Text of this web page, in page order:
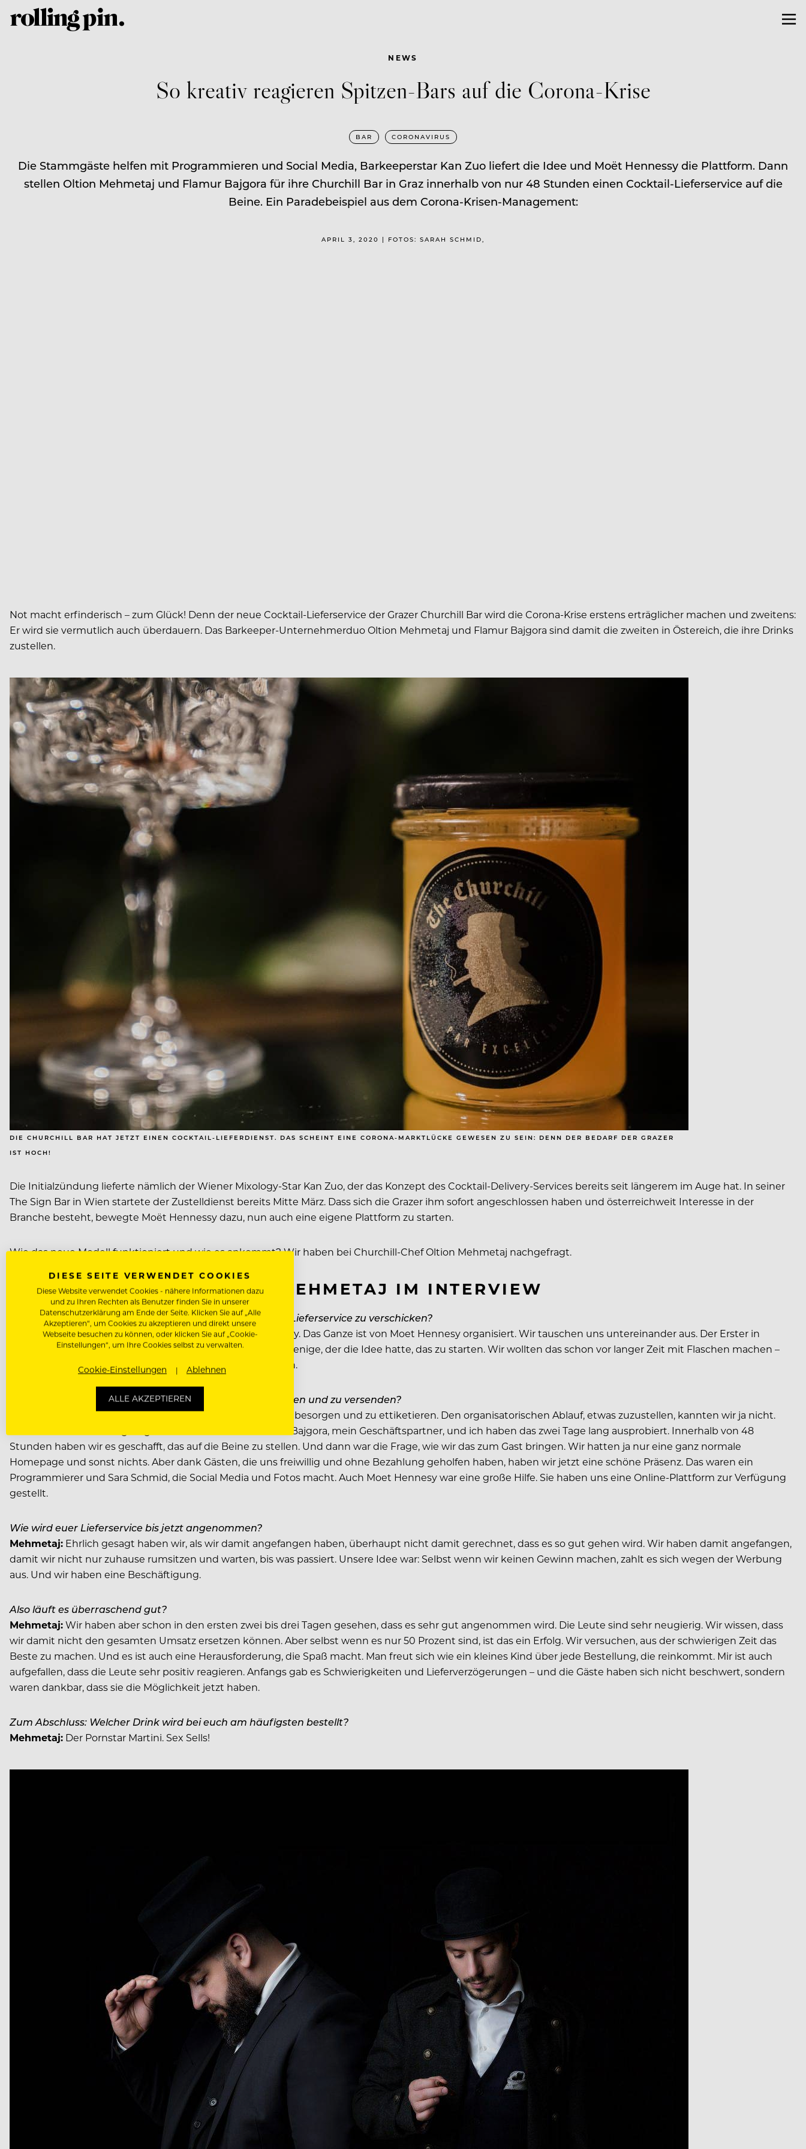
NEWS
So kreativ reagieren Spitzen-Bars auf die Corona-Krise
BAR CORONAVIRUS
Die Stammgäste helfen mit Programmieren und Social Media, Barkeeperstar Kan Zuo liefert die Idee und Moët Hennessy die Plattform. Dann
stellen Oltion Mehmetaj und Flamur Bajgora für ihre Churchill Bar in Graz innerhalb von nur 48 Stunden einen Cocktail-Lieferservice auf die
Beine. Ein Paradebeispiel aus dem Corona-Krisen-Management:
APRIL 3, 2020 | FOTOS: SARAH SCHMID,
Not macht erfinderisch – zum Glück! Denn der neue Cocktail-Lieferservice der Grazer Churchill Bar wird die Corona-Krise erstens erträglicher machen und zweitens:
Er wird sie vermutlich auch überdauern. Das Barkeeper-Unternehmerduo Oltion Mehmetaj und Flamur Bajgora sind damit die zweiten in Östereich, die ihre Drinks
zustellen.
DIE CHURCHILL BAR HAT JETZT EINEN COCKTAIL-LIEFERDIENST. DAS SCHEINT EINE CORONA-MARKTLÜCKE GEWESEN ZU SEIN: DENN DER BEDARF DER GRAZER
IST HOCH!
Die Initialzündung lieferte nämlich der Wiener Mixology-Star Kan Zuo, der das Konzept des Cocktail-Delivery-Services bereits seit längerem im Auge hat. In seiner
The Sign Bar in Wien startete der Zustelldienst bereits Mitte März. Dass sich die Grazer ihm sofort angeschlossen haben und österreichweit Interesse in der
Branche besteht, bewegte Moët Hennessy dazu, nun auch eine eigene Plattform zu starten.
Wie das neue Modell funktioniert und wie es ankommt? Wir haben bei Churchill-Chef Oltion Mehmetaj nachgefragt.
CHURCHILL-CHEF OLTION MEHMETAJ IM INTERVIEW
Oltion, wie seid ihr auf die Idee gekommen, Cocktails per Lieferservice zu verschicken?
Oltion Mehmetaj:Wir haben ja eine Barkeeper-Community. Das Ganze ist von Moet Hennesy organisiert. Wir tauschen uns untereinander aus. Der Erster in
Österreich war Kan Zuo von der The Shine Bar. Kan war derjenige, der die Idee hatte, das zu starten. Wir wollten das schon vor langer Zeit mit Flaschen machen –
aber nicht so schnell. Jetzt ging alles von heute auf morgen.
Wie aufwändig ist es, eine Cocktail-Bestellung zu verpacken und zu versenden?
Das Problem bei uns am Anfang war es, alles zu besorgen und zu ettiketieren. Den organisatorischen Ablauf, etwas zuzustellen, kannten wir ja nicht.
Auch unser Arbeitsalltag ist ganz ein anderer. Aber Flamur Bajgora, mein Geschäftspartner, und ich haben das zwei Tage lang ausprobiert. Innerhalb von 48
Stunden haben wir es geschafft, das auf die Beine zu stellen. Und dann war die Frage, wie wir das zum Gast bringen. Wir hatten ja nur eine ganz normale
Homepage und sonst nichts. Aber dank Gästen, die uns freiwillig und ohne Bezahlung geholfen haben, haben wir jetzt eine schöne Präsenz. Das waren ein
Programmierer und Sara Schmid, die Social Media und Fotos macht. Auch Moet Hennesy war eine große Hilfe. Sie haben uns eine Online-Plattform zur Verfügung
gestellt.
Wie wird euer Lieferservice bis jetzt angenommen?
Mehmetaj: Ehrlich gesagt haben wir, als wir damit angefangen haben, überhaupt nicht damit gerechnet, dass es so gut gehen wird. Wir haben damit angefangen,
damit wir nicht nur zuhause rumsitzen und warten, bis was passiert. Unsere Idee war: Selbst wenn wir keinen Gewinn machen, zahlt es sich wegen der Werbung
aus. Und wir haben eine Beschäftigung.
Also läuft es überraschend gut?
Mehmetaj:Wir haben aber schon in den ersten zwei bis drei Tagen gesehen, dass es sehr gut angenommen wird. Die Leute sind sehr neugierig. Wir wissen, dass
wir damit nicht den gesamten Umsatz ersetzen können. Aber selbst wenn es nur 50 Prozent sind, ist das ein Erfolg. Wir versuchen, aus der schwierigen Zeit das
Beste zu machen. Und es ist auch eine Herausforderung, die Spaß macht. Man freut sich wie ein kleines Kind über jede Bestellung, die reinkommt. Mir ist auch
aufgefallen, dass die Leute sehr positiv reagieren. Anfangs gab es Schwierigkeiten und Lieferverzögerungen – und die Gäste haben sich nicht beschwert, sondern
waren dankbar, dass sie die Möglichkeit jetzt haben.
Zum Abschluss: Welcher Drink wird bei euch am häufigsten bestellt?
Mehmetaj: Der Pornstar Martini. Sex Sells!
DIESE SEITE VERWENDET COOKIES
Diese Website verwendet Cookies - nähere Informationen dazu
und zu Ihren Rechten als Benutzer finden Sie in unserer
Datenschutzerklärung am Ende der Seite. Klicken Sie auf „Alle
Akzeptieren“, um Cookies zu akzeptieren und direkt unsere
Webseite besuchen zu können, oder klicken Sie auf „Cookie-
Einstellungen“, um Ihre Cookies selbst zu verwalten.
Cookie-Einstellungen Ablehnen
ALLE AKZEPTIEREN